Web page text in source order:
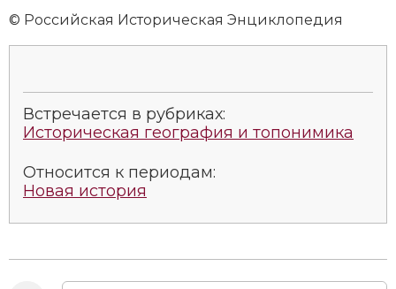
© Российская Историческая Энциклопедия
Встречается в рубриках:
Историческая география и топонимика
Относится к периодам:
Новая история